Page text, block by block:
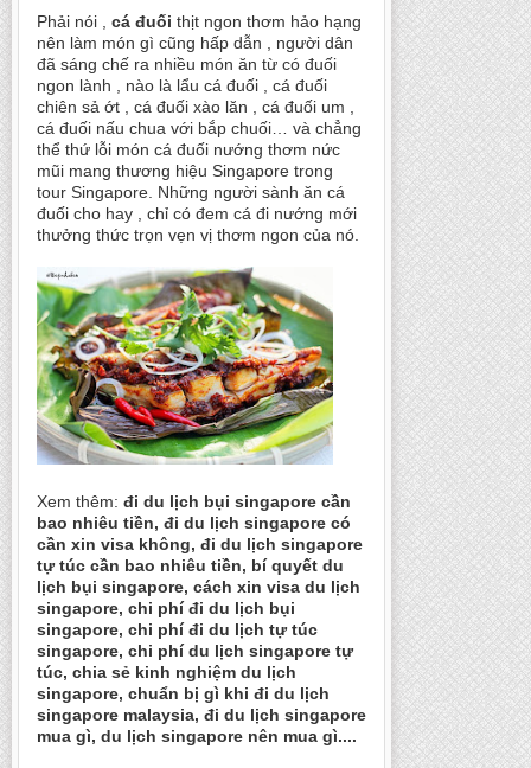
Phải nói , cá đuối thịt ngon thơm hảo hạng
nên làm món gì cũng hấp dẫn , người dân
đã sáng chế ra nhiều món ăn từ có đuối
ngon lành , nào là lẩu cá đuối , cá đuối
chiên sả ớt , cá đuối xào lăn , cá đuối um ,
cá đuối nấu chua với bắp chuối… và chẳng
thể thứ lỗi món cá đuối nướng thơm nức
mũi mang thương hiệu Singapore trong
tour Singapore. Những người sành ăn cá
đuối cho hay , chỉ có đem cá đi nướng mới
thưởng thức trọn vẹn vị thơm ngon của nó.
Xem thêm: đi du lịch bụi singapore cần
bao nhiêu tiền, đi du lịch singapore có
cần xin visa không, đi du lịch singapore
tự túc cần bao nhiêu tiền, bí quyết du
lịch bụi singapore, cách xin visa du lịch
singapore, chi phí đi du lịch bụi
singapore, chi phí đi du lịch tự túc
singapore, chi phí du lịch singapore tự
túc, chia sẻ kinh nghiệm du lịch
singapore, chuẩn bị gì khi đi du lịch
singapore malaysia, đi du lịch singapore
mua gì, du lịch singapore nên mua gì....